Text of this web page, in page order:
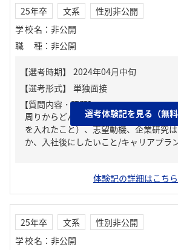
25年卒 文系
性別非公開
学校名 ： 非公開
職種 ： 非公開
【質問内容・課題】
周りからどんな人といわれる？、ガク
を入れたこと）、志望動機、企業研究
か、入社後にしたいこと/キャリアプラ
選考体験記を見る（無料
体験記の詳細はこちら
25年卒 文系
性別非公開
学校名 ： 非公開